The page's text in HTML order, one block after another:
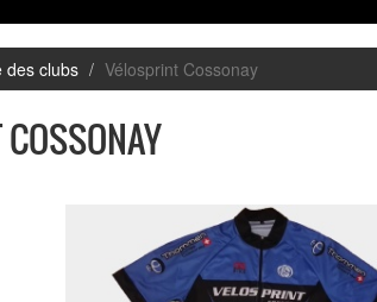
des clubs Vélosprint Cossonay